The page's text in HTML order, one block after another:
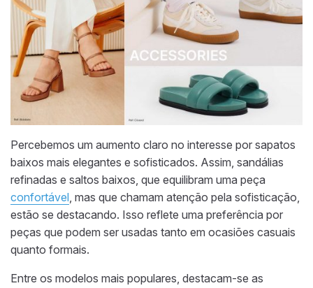
Percebemos um aumento claro no interesse por sapatos
baixos mais elegantes e sofisticados. Assim, sandálias
refinadas e saltos baixos, que equilibram uma peça
confortável, mas que chamam atenção pela sofisticação,
estão se destacando. Isso reflete uma preferência por
peças que podem ser usadas tanto em ocasiões casuais
quanto formais.
Entre os modelos mais populares, destacam-se as